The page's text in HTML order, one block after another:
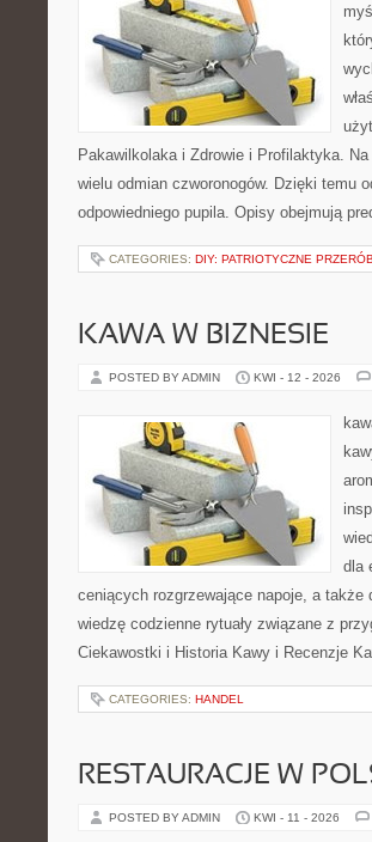
Pakawilkolaka i Zdrowie i Profilaktyka.
wielu odmian czworonogów. Dzięki temu
odpowiedniego pupila. Opisy obejmują
CATEGORIES: DIY: PATRIOTYCZNE
KAWA W BIZNESIE
POSTED BY ADMIN KWI - 12 - 2026
dla
ceniących rozgrzewające napoje, a
wiedzę codzienne rytuały związane z
Ciekawostki i Historia Kawy i Recenzje
CATEGORIES: HANDEL
RESTAURACJE W
POSTED BY ADMIN KWI - 11 - 2026